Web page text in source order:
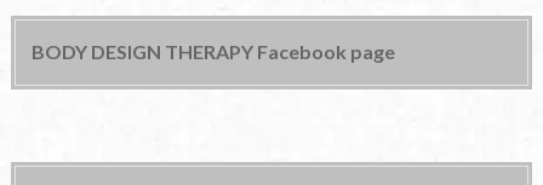
BODY DESIGN THERAPY Facebook page